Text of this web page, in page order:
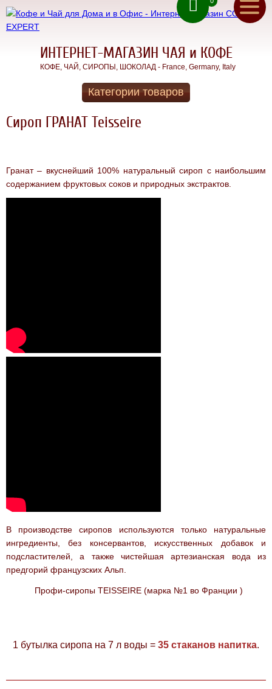
ИНТЕРНЕТ-МАГАЗИН ЧАЯ и КОФЕ
КОФЕ, ЧАЙ, СИРОПЫ, ШОКОЛАД - France, Germany, Italy
Оплата
ru
ua
(050) 71 00 222
(067) 11 00 222
(093) 70 12 222
Категории товаров
СИРОПЫ
Вкуснейшие
Чай для
КОФЕ В
КОФЕ для
Сироп ГРАНАТ Teisseire
Гранат – вкуснейший 100% натуральный сироп с наибольшим
содержанием фруктовых соков и природных экстрактов.
В производстве сиропов используются только натуральные
ингредиенты, без консервантов, искусственных добавок и
подсластителей, а также чистейшая артезианская вода из
предгорий французских Альп.
Профи-сиропы TEISSEIRE (марка №1 во Франции )
1 бутылка сиропа на 7 л воды = 35 стаканов напитка.